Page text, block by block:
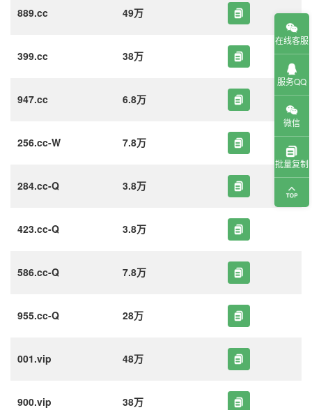
889.cc 49万
399.cc 38万
947.cc 6.8万
256.cc-W 7.8万
284.cc-Q 3.8万
423.cc-Q 3.8万
586.cc-Q 7.8万
955.cc-Q 28万
001.vip 48万
900.vip 38万
在线客服
服务QQ
微信
批量复制